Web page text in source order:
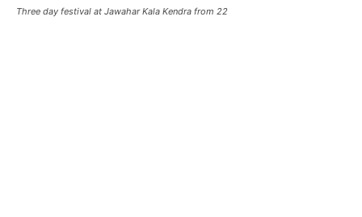
Three day festival at Jawahar Kala Kendra from 22